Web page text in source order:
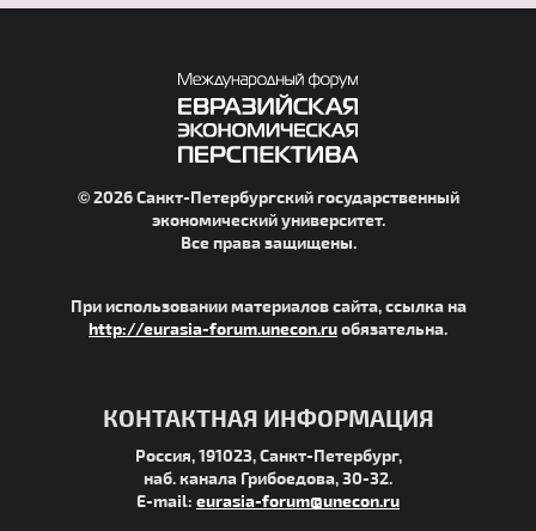
© 2026 Санкт-Петербургский государственный
экономический университет.
Все права защищены.
При использовании материалов сайта, ссылка на
http://eurasia-forum.unecon.ruобязательна.
КОНТАКТНАЯ ИНФОРМАЦИЯ
Россия, 191023, Санкт-Петербург,
наб. канала Грибоедова, 30-32.
E-mail: eurasia-forum@unecon.ru